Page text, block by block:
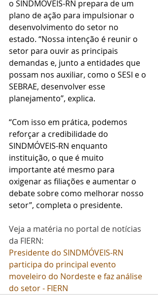
o SINDMÓVEIS-RN prepara de um
plano de ação para impulsionar o
desenvolvimento do setor no
estado. “Nossa intenção é reunir o
setor para ouvir as principais
demandas e, junto a entidades que
possam nos auxiliar, como o SESI e o
SEBRAE, desenvolver esse
planejamento”, explica.
“Com isso em prática, podemos
reforçar a credibilidade do
SINDMÓVEIS-RN enquanto
instituição, o que é muito
importante até mesmo para
oxigenar as filiações e aumentar o
debate sobre como melhorar nosso
setor”, completa o presidente.
Veja a matéria no portal de notícias
da FIERN:
Presidente do SINDMÓVEIS-RN
participa do principal evento
moveleiro do Nordeste e faz análise
do setor - FIERN